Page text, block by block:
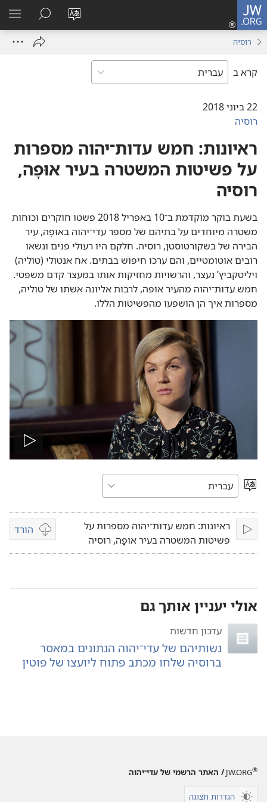
JW.ORG
שנה
כניסה
(פותח
חיפוש
רוסיה
קרא ב
22 ביוני 2018
רוסיה
ראיונות:‏ חמש עדות־יהוה מספרות
על פשיטות המשטרה בעיר אוּפָה,‏
רוסיה
בשעת בוקר מוקדמת ב־10 באפריל 2018 פשטו חוקרים וכוחות
משטרה מיוחדים על בתיהם של מספר עדי־יהוה באוּפָה,‏ עיר
הבירה של בשקורטוסטן,‏ רוסיה.‏ חלקם היו רעולי פנים ונשאו
רובים אוטומטיים,‏ והם ערכו חיפוש בבתים.‏ אח אנטולי (‏טוליה)‏
ויליטקביץ’‏ נעצר,‏ והרשויות מחזיקות אותו במעצר קדם משפטי.‏
חמש עדות־יהוה מהעיר אופה,‏ לרבות אליונה אשתו של טוליה,‏
מספרות איך הן הושפעו מהפשיטות הללו.‏
הפעל
בחר
נגן
‫ראיונות: חמש עדות־יהוה מספרות על
פשיטות המשטרה בעיר אוּפָה, רוסיה
הורד
אפשרויות
הורדת
אולי יעניין אותך גם
עדכון חדשות
נשותיהם של עדי־יהוה הנתונים במאסר
ברוסיה שלחו מכתב פתוח ליועצו של פוטין
JW.ORG® / האתר הרשמי של עדי־יהוה
הגדרות תצוגה